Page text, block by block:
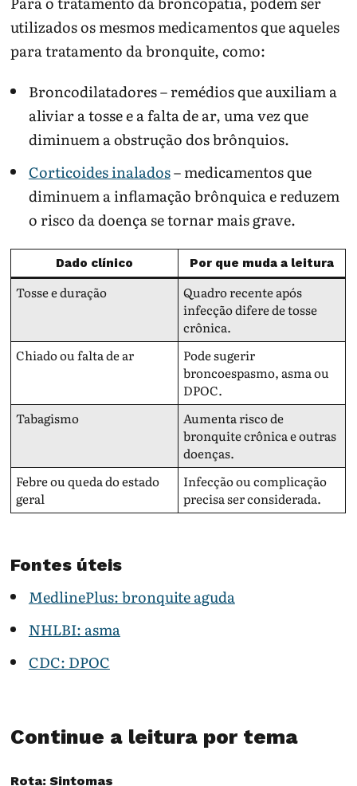
utilizados os mesmos medicamentos que aqueles
para tratamento da bronquite, como:
Broncodilatadores – remédios que auxiliam a
aliviar a tosse e a falta de ar, uma vez que
diminuem a obstrução dos brônquios.
Corticoides inalados– medicamentos que
diminuem a inflamação brônquica e reduzem
o risco da doença se tornar mais grave.
Dado clínico Por que muda a leitura
Tosse e duração
Quadro recente após
infecção difere de tosse
crônica.
Chiado ou falta de ar
Pode sugerir
broncoespasmo, asma ou
DPOC.
Tabagismo
Aumenta risco de
bronquite crônica e outras
doenças.
Febre ou queda do estado
geral
Infecção ou complicação
precisa ser considerada.
Fontes úteis
MedlinePlus: bronquite aguda
NHLBI: asma
CDC: DPOC
Continue a leitura por tema
Rota: Sintomas